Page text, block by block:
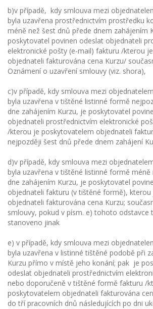
b)v případě, kdy smlouva mezi
byla uzavřena prostřednictvím prostředku
méně než šest dnů přede dnem zahájením
poskytovatel povinen odeslat objednateli
elektronické pošty (e-mail) fakturu /kterou
objednateli fakturována cena Kurzu/
Oznámení o uzavření smlouvy (viz. shora),
c)v případě, kdy smlouva mezi
byla uzavřena v tištěné listinné formě
dne zahájením Kurzu, je poskytovatel
objednateli prostřednictvím elektronické
/kterou je poskytovatelem objednateli
nejpozději šest dnů přede dnem zahájení
d)v případě, kdy smlouva mezi
byla uzavřena v tištěné listinné formě
dne zahájením Kurzu, je poskytovatel
objednateli fakturu (v tištěné formě),
objednateli fakturována cena Kurzu;
smlouvy, pokud v písm. e) tohoto odstavce
stanoveno jinak
e) v případě, kdy smlouva mezi
byla uzavřena v listinné tištěné podobě při
Kurzu přímo v místě jeho konání; pak je
odeslat objednateli prostřednictvím
nebo doporučeně v tištěné formě fakturu /
poskytovatelem objednateli fakturována
do tří pracovních dnů následujících po dni